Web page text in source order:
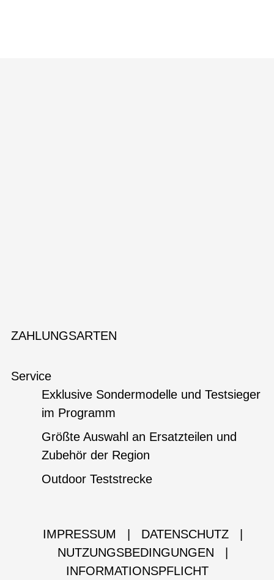
ZAHLUNGSARTEN
Service
Exklusive Sondermodelle und Testsieger
im Programm
Größte Auswahl an Ersatzteilen und
Zubehör der Region
Outdoor Teststrecke
IMPRESSUM DATENSCHUTZ
NUTZUNGSBEDINGUNGEN
INFORMATIONSPFLICHT